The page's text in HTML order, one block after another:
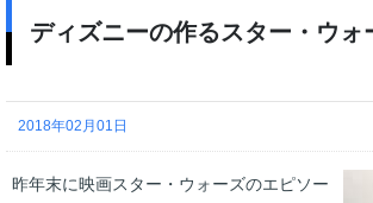
ディズニーの作るスター・ウ
2018年02月01日
昨年末に映画スター・ウォーズのエピソー